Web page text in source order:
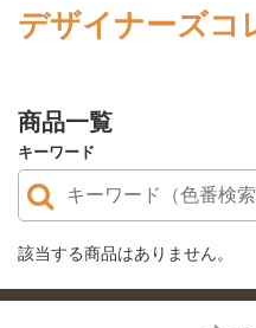
デザイナーズコ
商品一覧
キーワード
該当する商品はありません。